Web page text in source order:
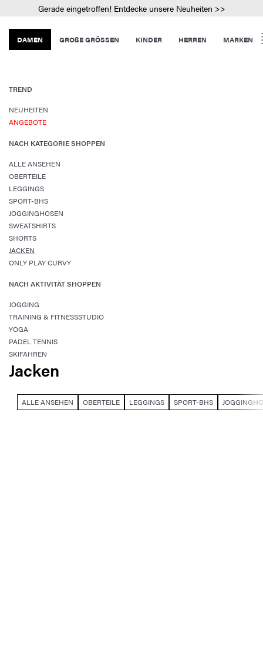
Gerade eingetroffen! Entdecke unsere Neuheiten >>
DAMEN GROßE GRÖSSEN KINDER HERREN MARKEN
TREND
NEUHEITEN
ANGEBOTE
NACH KATEGORIE SHOPPEN
ALLE ANSEHEN
OBERTEILE
LEGGINGS
SPORT-BHS
JOGGINGHOSEN
SWEATSHIRTS
SHORTS
JACKEN
ONLY PLAY CURVY
NACH AKTIVITÄT SHOPPEN
JOGGING
TRAINING & FITNESSSTUDIO
YOGA
PADEL TENNIS
SKIFAHREN
Jacken
ALLE ANSEHEN OBERTEILE LEGGINGS SPORT-BHS